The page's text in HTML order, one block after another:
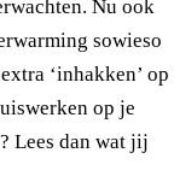
Nu ook
sowieso
‘inhakken’ op
op je
Lees dan wat jij